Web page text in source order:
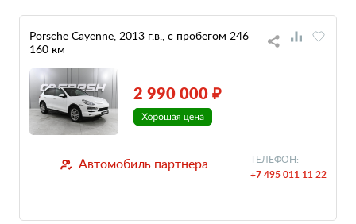
Porsche Cayenne, 2013 г.в., с пробегом 246
160 км
2 990 000 ₽
Автомобиль партнера ТЕЛЕФОН:
+7 495 011 11 22